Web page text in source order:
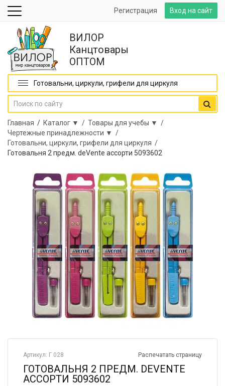
Вход на сайт
Регистрация
ВИЛОР
Канцтовары
ОПТОМ
Готовальни, циркули, грифели для циркуля
Главная / Каталог ▼ / Товары для учебы ▼ /
Чертежные принадлежности ▼ /
Готовальни, циркули, грифели для циркуля /
Готовальня 2 предм. deVente ассорти 5093602
Распечатать страницу
Артикул: Г 028
ГОТОВАЛЬНЯ 2 ПРЕДМ. DEVENTE
АССОРТИ 5093602